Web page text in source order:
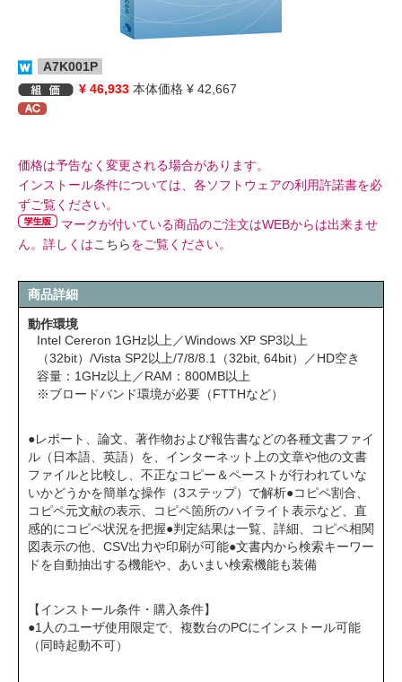
A7K001P
¥ 46,933 本体価格 ¥ 42,667
価格は予告なく変更される場合があります。
インストール条件については、各ソフトウェアの利用許諾書を必
ずご覧ください。
マークが付いている商品のご注文はWEBからは出来ませ
ん。詳しくはこちらをご覧ください。
商品詳細
動作環境
Intel Cereron 1GHz以上／Windows XP SP3以上
（32bit）/Vista SP2以上/7/8/8.1（32bit, 64bit）／HD空き
容量：1GHz以上／RAM：800MB以上
※ブロードバンド環境が必要（FTTHなど）
●レポート、論文、著作物および報告書などの各種文書ファイ
ル（日本語、英語）を、インターネット上の文章や他の文書
ファイルと比較し、不正なコピー＆ペーストが行われていな
いかどうかを簡単な操作（3ステップ）で解析●コピペ割合、
コピペ元文献の表示、コピペ箇所のハイライト表示など、直
感的にコピペ状況を把握●判定結果は一覧、詳細、コピペ相関
図表示の他、CSV出力や印刷が可能●文書内から検索キーワー
ドを自動抽出する機能や、あいまい検索機能も装備
【インストール条件・購入条件】
●1人のユーザ使用限定で、複数台のPCにインストール可能
（同時起動不可）